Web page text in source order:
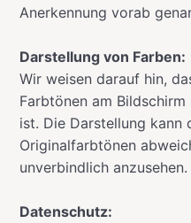
Anerkennung vorab
Darstellung von Farben:
Wir weisen darauf hin,
Farbtönen am
ist. Die Darstellung kann
Originalfarbtönen
unverbindlich anzusehen.
Datenschutz: